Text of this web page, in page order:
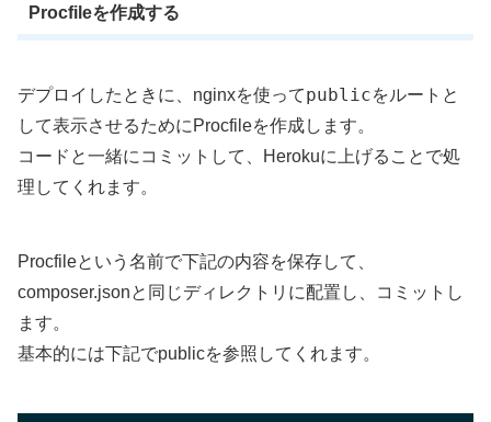
Procfileを作成する
デプロイしたときに、nginxを使ってpublicをルートと
して表示させるためにProcfileを作成します。
コードと一緒にコミットして、Herokuに上げることで処
理してくれます。
Procfileという名前で下記の内容を保存して、
composer.jsonと同じディレクトリに配置し、コミットし
ます。
基本的には下記でpublicを参照してくれます。